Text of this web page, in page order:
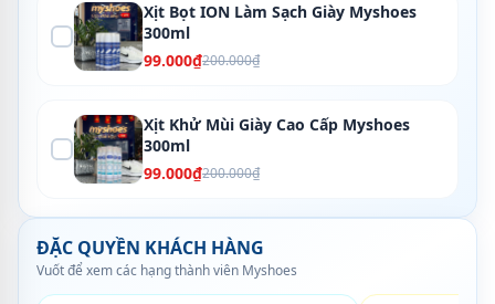
Xịt Bọt ION Làm Sạch Giày Myshoes
300ml
99.000₫200.000₫
Xịt Khử Mùi Giày Cao Cấp Myshoes
300ml
99.000₫200.000₫
ĐẶC QUYỀN KHÁCH HÀNG
Vuốt để xem các hạng thành viên Myshoes